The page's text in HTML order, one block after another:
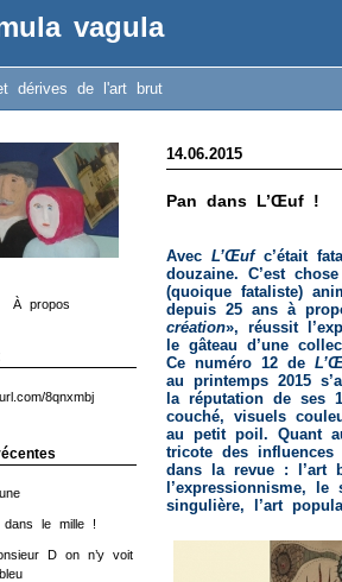
vagula
dérives de l'art brut
À propos
8qnxmbj
dans le mille !
D on n’y voit
14.06.2015
Pan dans L’Œuf !
Avec L’Œufc’était
douzaine. C’est
(quoique fataliste)
depuis 25 ans à
création», réussit
le gâteau d’une
Ce numéro 12 de
au printemps 2015
la réputation de ses
couché, visuels
au petit poil. Quant
tricote des
dans la revue : l’art
l’expressionnisme,
singulière, l’art